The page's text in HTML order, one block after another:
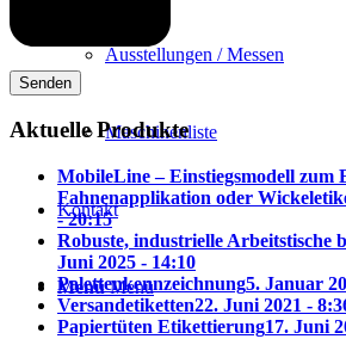
Ausstellungen / Messen
Maschinenliste
Kontakt
Menü Menü
Aktuelle Produkte
MobileLine – Einstiegsmodell zum
Fahnenapplikation oder
- 20:15
Robuste, industrielle Arbeitstische
Juni 2025 - 14:10
Palettenkennzeichnung5. Januar
Versandetiketten22. Juni 2021 -
Papiertüten Etikettierung17. Juni